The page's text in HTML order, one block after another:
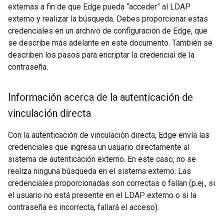
externas a fin de que Edge pueda “acceder” al LDAP
externo y realizar la búsqueda. Debes proporcionar estas
credenciales en un archivo de configuración de Edge, que
se describe más adelante en este documento. También se
describen los pasos para encriptar la credencial de la
contraseña.
Información acerca de la autenticación de
vinculación directa
Con la autenticación de vinculación directa, Edge envía las
credenciales que ingresa un usuario directamente al
sistema de autenticación externo. En este caso, no se
realiza ninguna búsqueda en el sistema externo. Las
credenciales proporcionadas son correctas o fallan (p.ej., si
el usuario no está presente en el LDAP externo o si la
contraseña es incorrecta, fallará el acceso).